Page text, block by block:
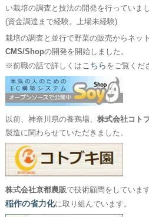
い栽培の調査と技法の開発を行っていまし
(資金調達まで経験。上場未経験)
栽培の調査と並行で野菜の販売からネッ
CMS/Shopの開発を開始しました。
※前職の話で詳しくはこちら をご覧くだ
以前、神奈川県の養鶏場、 株式会社コト
製造に関わらせていただきました。
株式会社京都農販で技術顧問をしています
稲作の省力化に取り組んでいます。